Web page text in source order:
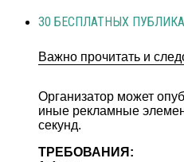
30 БЕСПЛАТНЫХ
Важно прочитать и
Организатор может
иные рекламные
секунд.
ТРЕБОВАНИЯ: